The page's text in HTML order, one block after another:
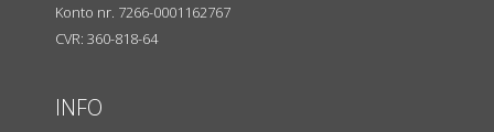
Konto nr. 7266-0001162767
CVR: 360-818-64
INFO